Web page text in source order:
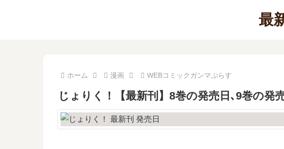
最
ホーム 漫画 WEBコミックガンマぷらす
じょりく！【最新刊】8巻の発売日､9巻の発